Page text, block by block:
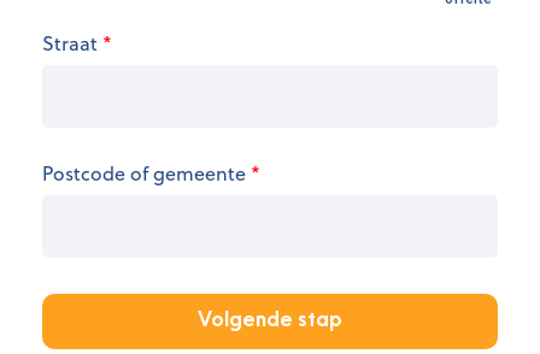
de openingsuren.
Straat *
Postcode of gemeente *
Volgende stap